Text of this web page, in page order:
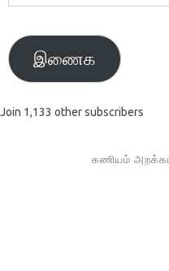
முகவரி
இணைக
Join 1,133 other subscribers
கணியம்